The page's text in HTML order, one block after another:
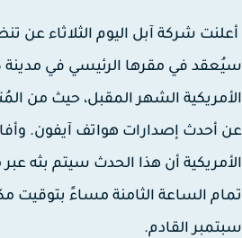
شركة آبل اليوم الثلاثاء عن
في مقرها الرئيسي في مدينة
الشهر المقبل، حيث من
أحدث إصدارات هواتف آيفون. وأفادت
أن هذا الحدث سيتم بثه عبر
القادم.